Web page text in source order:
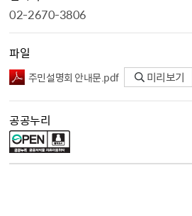
02-2670-3806
파일
주민설명회 안내문.pdf 미리보기
공공누리